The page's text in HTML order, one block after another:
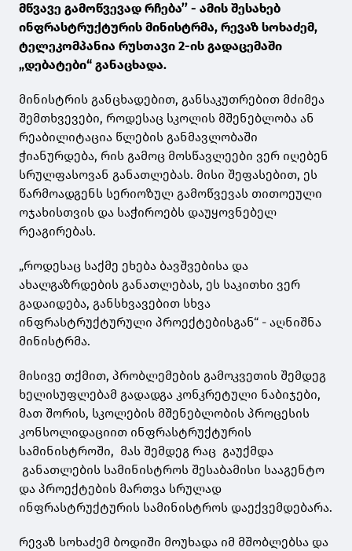
მწვავე გამოწვევად რჩება’’ - ამის შესახებ
ინფრასტრუქტურის მინისტრმა, რევაზ სოხაძემ,
ტელეკომპანია რუსთავი 2-ის გადაცემაში
„დებატები“ განაცხადა.
მინისტრის განცხადებით, განსაკუთრებით მძიმეა
შემთხვევები, როდესაც სკოლის მშენებლობა ან
რეაბილიტაცია წლების განმავლობაში
ჭიანურდება, რის გამოც მოსწავლეები ვერ იღებენ
სრულფასოვან განათლებას. მისი შეფასებით, ეს
წარმოადგენს სერიოზულ გამოწვევას თითოეული
ოჯახისთვის და საჭიროებს დაუყოვნებელ
რეაგირებას.
„როდესაც საქმე ეხება ბავშვებისა და
ახალგაზრდების განათლებას, ეს საკითხი ვერ
გადაიდება, განსხვავებით სხვა
ინფრასტრუქტურული პროექტებისგან“ - აღნიშნა
მინისტრმა.
მისივე თქმით, პრობლემების გამოკვეთის შემდეგ
ხელისუფლებამ გადადგა კონკრეტული ნაბიჯები,
მათ შორის, სკოლების მშენებლობის პროცესის
კონსოლიდაციით ინფრასტრუქტურის
სამინისტროში, მას შემდეგ რაც გაუქმდა
განათლების სამინისტროს შესაბამისი სააგენტო
და პროექტების მართვა სრულად
ინფრასტრუქტურის სამინისტროს დაექვემდებარა.
რევაზ სოხაძემ ბოდიში მოუხადა იმ მშობლებსა და